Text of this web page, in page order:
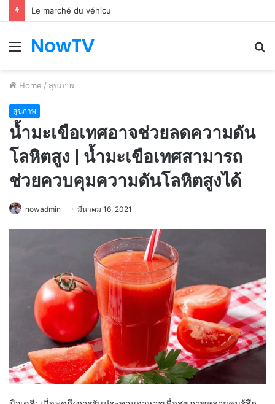
Le marché du véhicule d’occasion en plein essor
Menu
NowTV
Home / สุขภาพ
สุขภาพ
น้ำมะเขือเทศอาจช่วยลดความดัน
โลหิตสูง | น้ำมะเขือเทศสามารถ
ช่วยควบคุมความดันโลหิตสูงได้
nowadmin มีนาคม 16, 2021